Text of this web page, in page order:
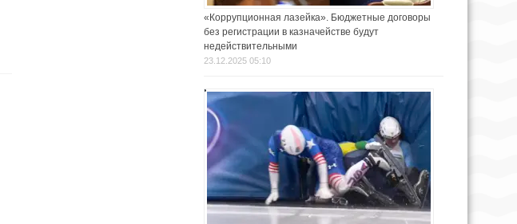
«Коррупционная лазейка». Бюджетные договоры
без регистрации в казначействе будут
недействительными
23.12.2025 05:10